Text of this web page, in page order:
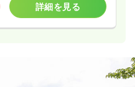
詳細を見る